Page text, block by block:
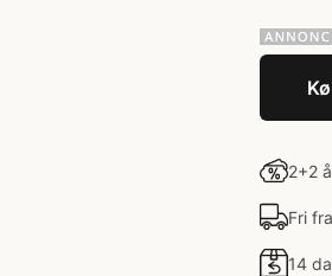
2+2
Fri
14